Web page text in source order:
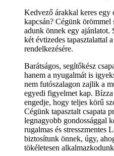
Kedvező árakkal keres egy
kapcsán? Cégünk
adunk önnek egy ajánlatot.
két évtizedes tapasztalattal
rendelkezésére.
Barátságos, segítőkész
hanem a nyugalmát is
nem futószalagon zajlik a
egyedi figyelmet kap.
engedje, hogy teljes körű
Cégünk tapasztalt csapata
legnagyobb gondossággal
rugalmas és stresszmentes
biztosítunk önnek, úgy,
tökéletesen